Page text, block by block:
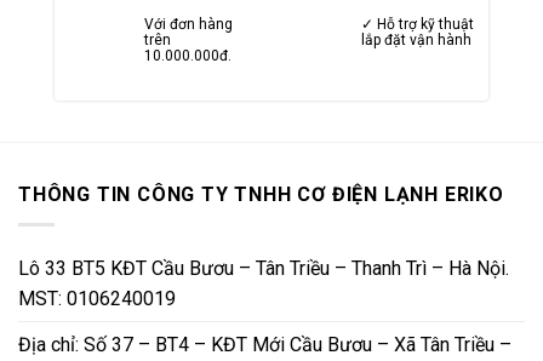
Với đơn hàng
trên
10.000.000đ.
✓ Hỗ trợ kỹ thuật
lắp đặt vận hành
THÔNG TIN CÔNG TY TNHH CƠ ĐIỆN LẠNH ERIKO
Lô 33 BT5 KĐT Cầu Bươu – Tân Triều – Thanh Trì – Hà Nội.
MST: 0106240019
Địa chỉ: Số 37 – BT4 – KĐT Mới Cầu Bươu – Xã Tân Triều –